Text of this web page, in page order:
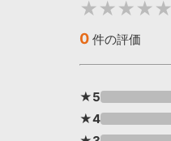
★★★★★
0 件の評価
★5
★4